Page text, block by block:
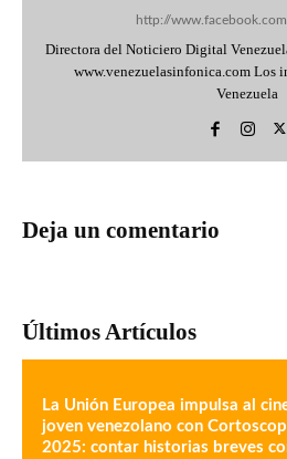
http://
Directora del Noticiero Digital
www.venezuelasinfonica.com Los
Venezuela
Deja un comentario
Últimos Artículos
La Unión Europea impulsa al
joven venezolano con
2025: contar historias breves